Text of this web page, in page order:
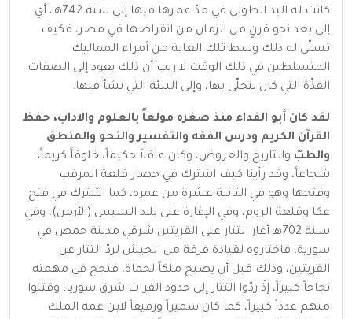
كانت له اليد الطولى في مدّ عمـرها فيها إلى سنة 742هـ، أي
إلى بعد نحو قرنٍ من الزمان من انقراضها في مصر، فكيف
تسنّى له ذلك وسط تلك الغابة من أمراء المماليك
المتسلطين في ذلك الوقت لا ريب أن ذلك يعود إلى الصفات
الفذّة التي كان يتحلّى بها، وإلى البيئة التي نشأ فيها.
لقد كان أبو الفداء منذ صغره مولعاً بالعلوم والآداب، حفظ
القرآن الكريم ودرس الفقه والتفسير والنحو والمنطق
والطبّ والتاريخ والعروض، وكان عاقلاً حكيماً، خلوقاً كريماً،
شجاعاً، وقد رأينا كيف اشترك في حصار قلعة المرقب
وفتحها وهو في الثانية عشرة من عمره، كما اشترك في فتح
عكا وقلعة الروم، وفي الإغارة على بلاد السيس (الأرمن)، وفي
سـنة 702هـ أغار التتار على القريتين شرقي مدينة حمص في
سورية، فاختاروه لقيادة فرقة من الجيش لردّ التتار عن
القريتين، وذلك قبل أن يصبح ملكاً لحماة، فنجح في مهمته
نجاحاً كبيراً، إذْ ردّوا التتار إلى حدود الفرات شرق سوريا، وقتلوا
منهم عدداً كبيراً، كما كان سميراً ورفيقاً لابن عمه الملك